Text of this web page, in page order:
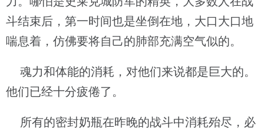
斗结束后，第一时间也是坐倒在地，大口大口地
喘息着，仿佛要将自己的肺部充满空气似的。
魂力和体能的消耗，对他们来说都是巨大的。
他们已经十分疲倦了。
所有的密封奶瓶在昨晚的战斗中消耗殆尽，必